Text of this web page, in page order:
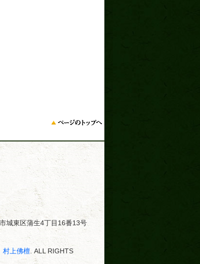
城東区蒲生4丁目16番13号
上佛檀 . ALL RIGHTS